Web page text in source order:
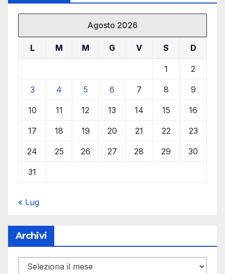
Agosto 2026
L M M G V S D
1 2
3 4 5 6 7 8 9
10 11 12 13 14 15 16
17 18 19 20 21 22 23
24 25 26 27 28 29 30
31
« Lug
Archivi
Archivi